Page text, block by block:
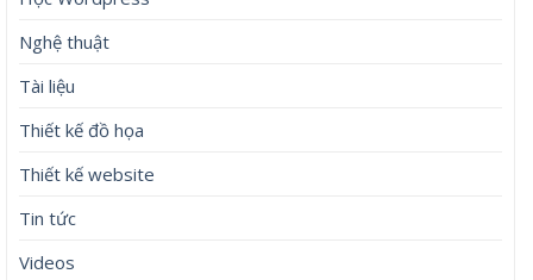
Nghệ thuật
Tài liệu
Thiết kế đồ họa
Thiết kế website
Tin tức
Videos